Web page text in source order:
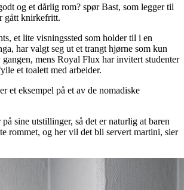
og et dårlig rom? spør Bast, som legger til
gått knirkefritt.
et lite visningssted som holder til i en
har valgt seg ut et trangt hjørne som kun
gangen, mens Royal Flux har invitert studenter
et toalett med arbeider.
et eksempel på et av de nomadiske
sine utstillinger, så det er naturlig at baren
rommet, og her vil det bli servert martini, sier